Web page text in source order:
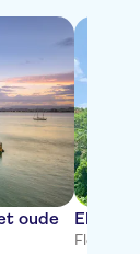
oude
El
Flexibel